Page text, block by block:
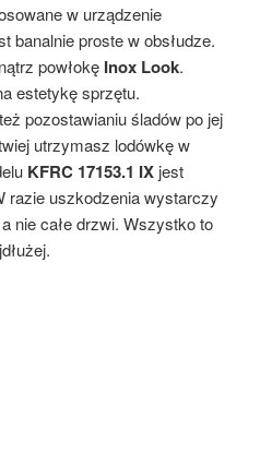
w urządzenie
banalnie proste w obsłudze.
powłokę Inox Look.
estetykę sprzętu.
pozostawianiu śladów po jej
utrzymasz lodówkę w
KFRC 17153.1 IX jest
razie uszkodzenia wystarczy
nie całe drzwi. Wszystko to